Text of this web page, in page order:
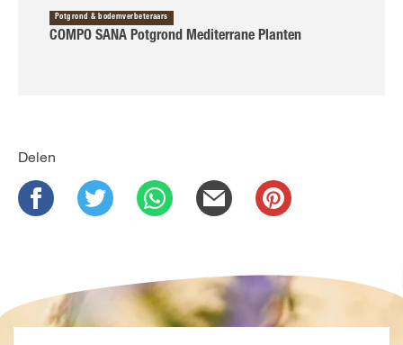
Potgrond & bodemverbeteraars
COMPO SANA Potgrond Mediterrane Planten
Delen